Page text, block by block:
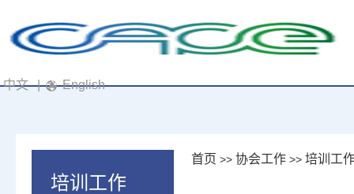
中文 | English
培训工作
首页 >> 协会工作>> 培训工